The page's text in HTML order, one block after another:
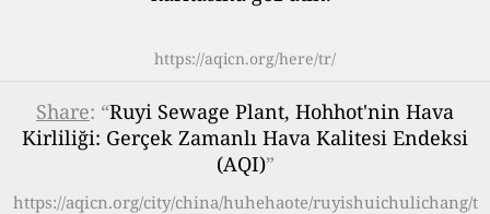
https://aqicn.org/here/tr/
Share: “Ruyi Sewage Plant, Hohhot'nin Hava
Kirliliği: Gerçek Zamanlı Hava Kalitesi Endeksi
(AQI)”
https://aqicn.org/city/china/huhehaote/ruyishuichulichang/t